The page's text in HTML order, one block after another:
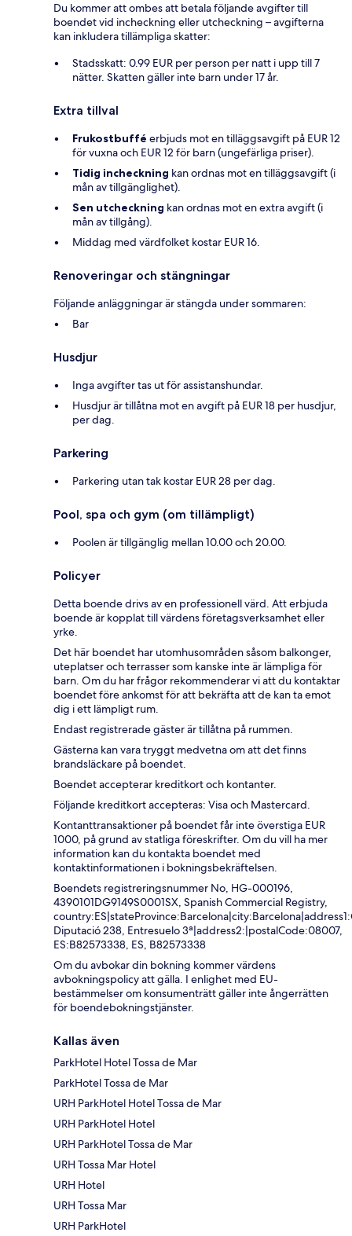
Du kommer att ombes att betala följande avgifter till
boendet vid incheckning eller utcheckning – avgifterna
kan inkludera tillämpliga skatter:
Stadsskatt: 0.99 EUR per person per natt i upp till 7
nätter. Skatten gäller inte barn under 17 år.
Extra tillval
Frukostbuffé erbjuds mot en tilläggsavgift på EUR 12
för vuxna och EUR 12 för barn (ungefärliga priser).
Tidig incheckning kan ordnas mot en tilläggsavgift (i
mån av tillgänglighet).
Sen utcheckning kan ordnas mot en extra avgift (i
mån av tillgång).
Middag med värdfolket kostar EUR 16.
Renoveringar och stängningar
Följande anläggningar är stängda under sommaren:
Bar
Husdjur
Inga avgifter tas ut för assistanshundar.
Husdjur är tillåtna mot en avgift på EUR 18 per husdjur,
per dag.
Parkering
Parkering utan tak kostar EUR 28 per dag.
Pool, spa och gym (om tillämpligt)
Poolen är tillgänglig mellan 10.00 och 20.00.
Policyer
Detta boende drivs av en professionell värd. Att erbjuda
boende är kopplat till värdens företagsverksamhet eller
yrke.
Det här boendet har utomhusområden såsom balkonger,
uteplatser och terrasser som kanske inte är lämpliga för
barn. Om du har frågor rekommenderar vi att du kontaktar
boendet före ankomst för att bekräfta att de kan ta emot
dig i ett lämpligt rum.
Endast registrerade gäster är tillåtna på rummen.
Gästerna kan vara tryggt medvetna om att det finns
brandsläckare på boendet.
Boendet accepterar kreditkort och kontanter.
Följande kreditkort accepteras: Visa och Mastercard.
Kontanttransaktioner på boendet får inte överstiga EUR
1000, på grund av statliga föreskrifter. Om du vill ha mer
information kan du kontakta boendet med
kontaktinformationen i bokningsbekräftelsen.
Boendets registreringsnummer No, HG-000196,
4390101DG9149S0001SX, Spanish Commercial Registry,
Diputació 238, Entresuelo 3ª|address2:|postalCode:08007,
ES:B82573338, ES, B82573338
Om du avbokar din bokning kommer värdens
avbokningspolicy att gälla. I enlighet med EU-
bestämmelser om konsumenträtt gäller inte ångerrätten
för boendebokningstjänster.
Kallas även
ParkHotel Hotel Tossa de Mar
ParkHotel Tossa de Mar
URH ParkHotel Hotel Tossa de Mar
URH ParkHotel Hotel
URH ParkHotel Tossa de Mar
URH Tossa Mar Hotel
URH Hotel
URH Tossa Mar
URH ParkHotel